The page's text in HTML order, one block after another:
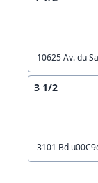
10625 Av. du
3 1/2
3101 Bd